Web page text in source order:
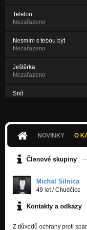
Telefon
Nezařazeno
Nesmím s tebou být
Nezařazeno
Ještěrka
Nezařazeno
Snít
Stále stejná
Nezařazeno
NOVINKY O
Členové skupiny
Michal Silnica
49 let/Chudčice
Kontakty a odkazy
Z důvodů ochrany proti